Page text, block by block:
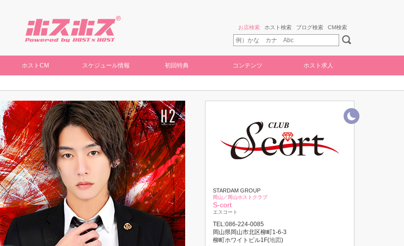
お店検索 ホスト検索 ブログ検索 CM検索
ホストCM スケジュール情報 初回特典 コンテンツ ホスト求人
STARDAM GROUP
岡山／岡山ホストクラブ
S-cort
エスコート
TEL:086-224-0085
岡山県岡山市北区柳町1-6-3
柳町ホワイトビル1F(地図)